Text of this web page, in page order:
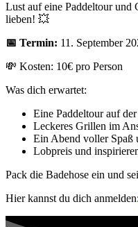
Lust auf eine Paddeltour und
lieben! 💥
📅 Termin: 11. September
💸 Kosten: 10€ pro Person
Was dich erwartet:
Eine Paddeltour auf
Leckeres Grillen im
Ein Abend voller Spaß
Lobpreis und
Pack die Badehose ein und
Hier kannst du dich anmelden: